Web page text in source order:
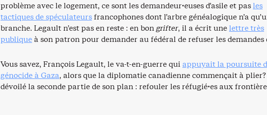
problème avec le logement, ce sont les demandeur·euses d’asile et pasles
tactiques de spéculateursfrancophones dont l’arbre généalogique n’a
branche. Legault n’est pas en reste : en bongrifter, il a écrit unelettre très
publiqueà son patron pour demander au fédéral de refuser les demandes
Vous savez, François Legault, le va-t-en-guerre quiappuyait la poursuite
génocide à Gaza, alors que la diplomatie canadienne commençait à
dévoilé la seconde partie de son plan : refouler les réfugié·es aux